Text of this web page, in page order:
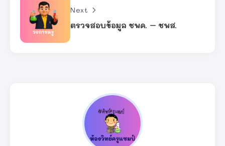
Next
ตรวจสอบข้อมูล ชพค. – ชพส.